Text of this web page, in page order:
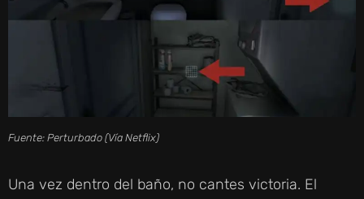
Fuente: Perturbado (Vía Netflix)
Una vez dentro del baño, no cantes victoria. El